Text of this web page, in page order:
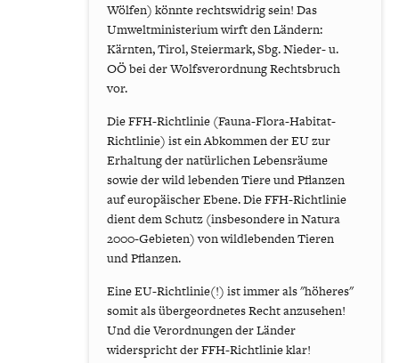
Wölfen) könnte rechtswidrig sein! Das
Umweltministerium wirft den Ländern:
Kärnten, Tirol, Steiermark, Sbg. Nieder- u.
OÖ bei der Wolfsverordnung Rechtsbruch
vor.
Die FFH-Richtlinie (Fauna-Flora-Habitat-
Richtlinie) ist ein Abkommen der EU zur
Erhaltung der natürlichen Lebensräume
sowie der wild lebenden Tiere und Pflanzen
auf europäischer Ebene. Die FFH-Richtlinie
dient dem Schutz (insbesondere in Natura
2000-Gebieten) von wildlebenden Tieren
und Pflanzen.
Eine EU-Richtlinie(!) ist immer als "höheres"
somit als übergeordnetes Recht anzusehen!
Und die Verordnungen der Länder
widerspricht der FFH-Richtlinie klar!